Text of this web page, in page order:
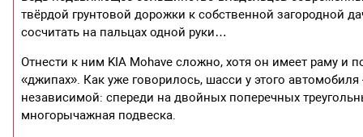
твёрдой грунтовой дорожки к собственной
сосчитать на пальцах одной руки…
Отнести к ним KIA Mohave сложно, хотя он имеет раму и
«джипах». Как уже говорилось, шасси у этого
независимой: спереди на двойных поперечных
многорычажная подвеска.